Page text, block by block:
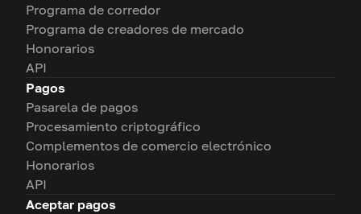
Programa de corredor
Programa de creadores de mercado
Honorarios
API
Pagos
Pasarela de pagos
Procesamiento criptográfico
Complementos de comercio electrónico
Honorarios
API
Aceptar pagos